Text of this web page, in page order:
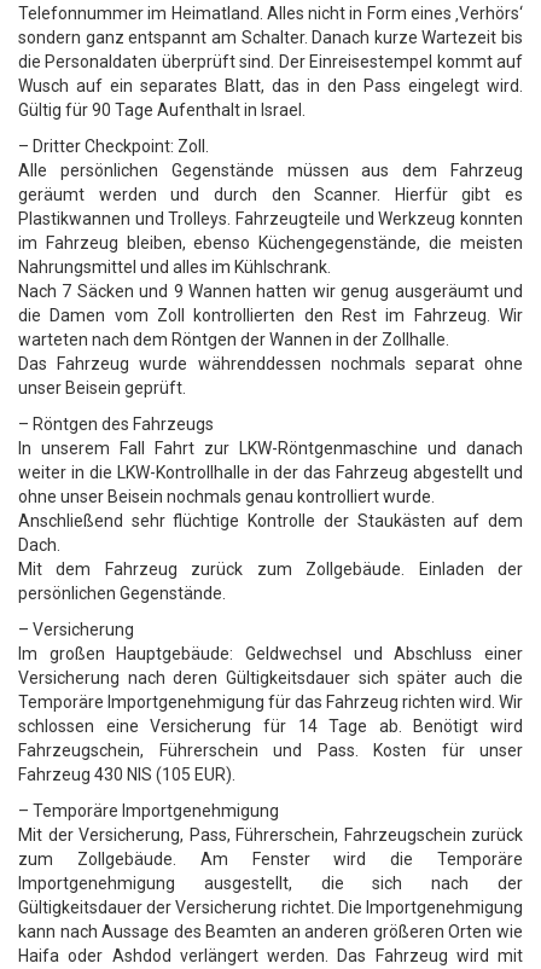
Telefonnummer im Heimatland. Alles nicht in Form eines ‚Verhörs‘
sondern ganz entspannt am Schalter. Danach kurze Wartezeit bis
die Personaldaten überprüft sind. Der Einreisestempel kommt auf
Wusch auf ein separates Blatt, das in den Pass eingelegt wird.
Gültig für 90 Tage Aufenthalt in Israel.
– Dritter Checkpoint: Zoll.
Alle persönlichen Gegenstände müssen aus dem Fahrzeug
geräumt werden und durch den Scanner. Hierfür gibt es
Plastikwannen und Trolleys. Fahrzeugteile und Werkzeug konnten
im Fahrzeug bleiben, ebenso Küchengegenstände, die meisten
Nahrungsmittel und alles im Kühlschrank.
Nach 7 Säcken und 9 Wannen hatten wir genug ausgeräumt und
die Damen vom Zoll kontrollierten den Rest im Fahrzeug. Wir
warteten nach dem Röntgen der Wannen in der Zollhalle.
Das Fahrzeug wurde währenddessen nochmals separat ohne
unser Beisein geprüft.
– Röntgen des Fahrzeugs
In unserem Fall Fahrt zur LKW-Röntgenmaschine und danach
weiter in die LKW-Kontrollhalle in der das Fahrzeug abgestellt und
ohne unser Beisein nochmals genau kontrolliert wurde.
Anschließend sehr flüchtige Kontrolle der Staukästen auf dem
Dach.
Mit dem Fahrzeug zurück zum Zollgebäude. Einladen der
persönlichen Gegenstände.
– Versicherung
Im großen Hauptgebäude: Geldwechsel und Abschluss einer
Versicherung nach deren Gültigkeitsdauer sich später auch die
Temporäre Importgenehmigung für das Fahrzeug richten wird. Wir
schlossen eine Versicherung für 14 Tage ab. Benötigt wird
Fahrzeugschein, Führerschein und Pass. Kosten für unser
Fahrzeug 430 NIS (105 EUR).
– Temporäre Importgenehmigung
Mit der Versicherung, Pass, Führerschein, Fahrzeugschein zurück
zum Zollgebäude. Am Fenster wird die Temporäre
Importgenehmigung ausgestellt, die sich nach der
Gültigkeitsdauer der Versicherung richtet. Die Importgenehmigung
kann nach Aussage des Beamten an anderen größeren Orten wie
Haifa oder Ashdod verlängert werden. Das Fahrzeug wird mit